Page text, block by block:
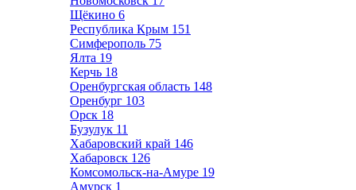
Щёкино 6
Республика Крым 151
Симферополь 75
Ялта 19
Керчь 18
Оренбургская область 148
Оренбург 103
Орск 18
Бузулук 11
Хабаровский край 146
Хабаровск 126
Комсомольск-на-Амуре 19
Амурск 1